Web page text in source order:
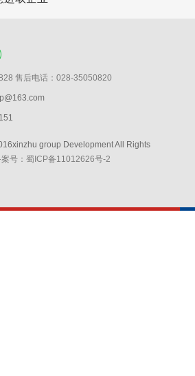
售后电话：028-35050820
group Development All Rights
案号：蜀ICP备11012626号-2